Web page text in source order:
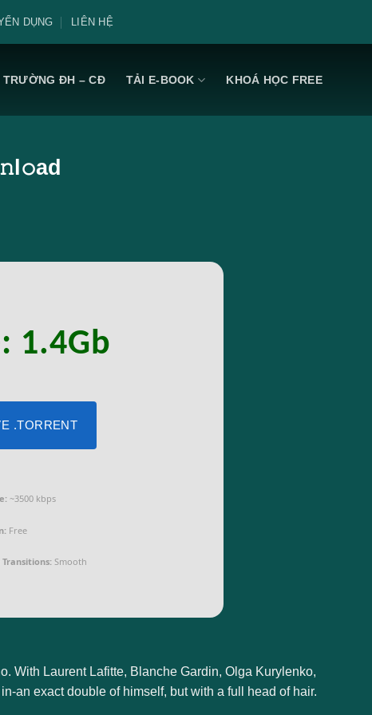
DỤNG LIÊN HỆ
TRƯỜNG ĐH – CĐ TẢI E-BOOK KHOÁ HỌC FREE
1.4Gb
.TORRENT
~3500 kbps
Free
Transitions:Smooth
With Laurent Lafitte, Blanche Gardin, Olga Kurylenko,
an exact double of himself, but with a full head of hair.